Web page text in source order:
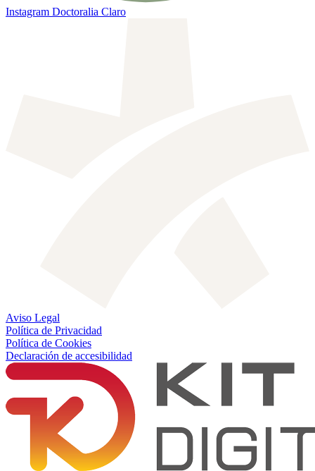
Instagram Doctoralia Claro
Aviso Legal
Política de Privacidad
Política de Cookies
Declaración de accesibilidad